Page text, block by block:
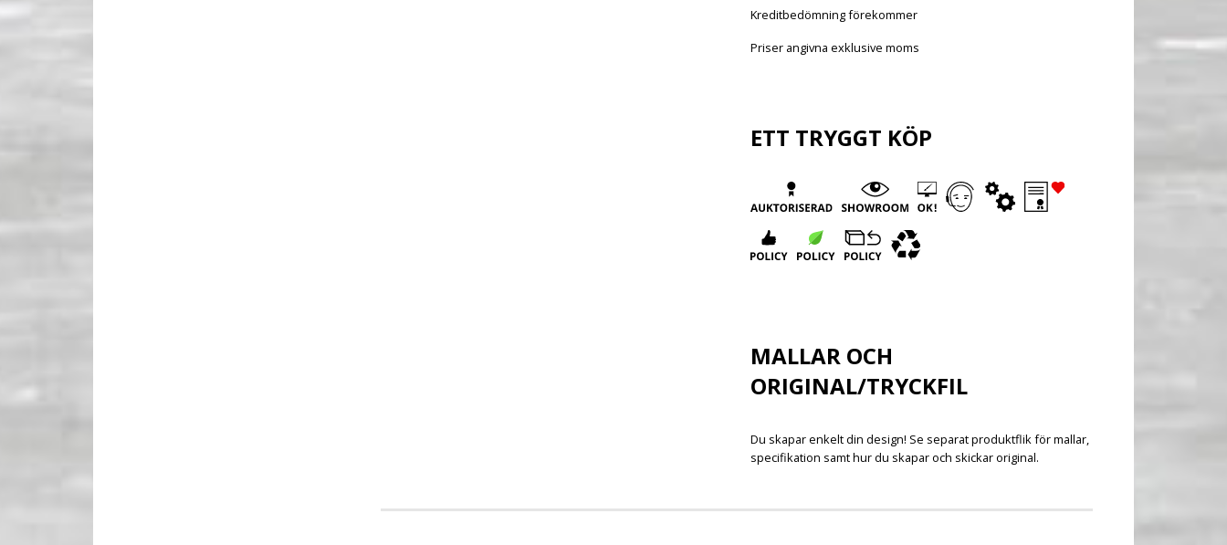
Kreditbedömning förekommer
Priser angivna exklusive moms
ETT TRYGGT KÖP
MALLAR OCH
ORIGINAL/TRYCKFIL
Du skapar enkelt din design! Se separat produktflik för mallar,
specifikation samt hur du skapar och skickar original.